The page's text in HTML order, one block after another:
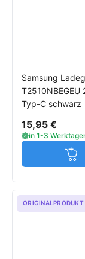
Samsung
T2510NBEGEU
Typ-C schwarz
15,95 €
in 1-3
ORIGINALPRODUKT